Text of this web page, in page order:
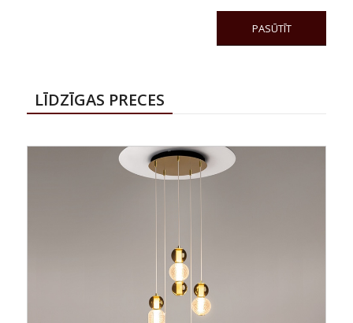
PASŪTĪT
LĪDZĪGAS PRECES